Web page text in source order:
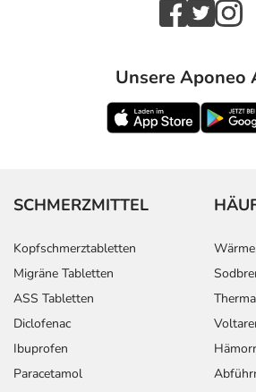
Unsere Aponeo
SCHMERZMITTEL
Kopfschmerztabletten
Migräne Tabletten
ASS Tabletten
Diclofenac
Ibuprofen
Paracetamol